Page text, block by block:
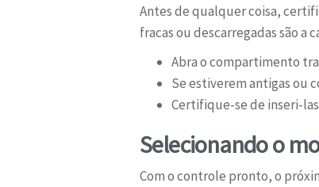
Antes de qualquer coisa,
fracas ou descarregadas são a
Abra o compartimento
Se estiverem antigas ou
Certifique-se de inseri-
Selecionando o
Com o controle pronto, o